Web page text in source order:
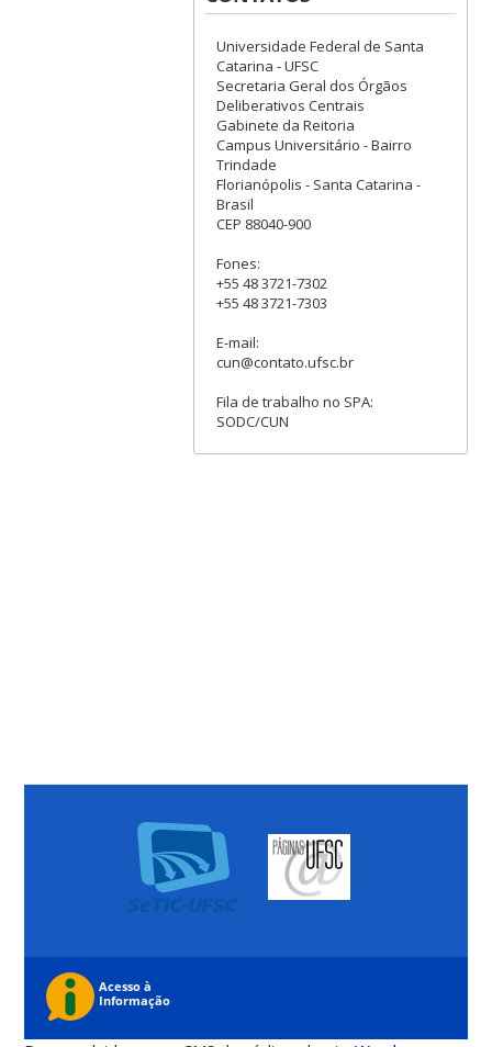
Universidade Federal de Santa
Catarina - UFSC
Secretaria Geral dos Órgãos
Deliberativos Centrais
Gabinete da Reitoria
Campus Universitário - Bairro
Trindade
Florianópolis - Santa Catarina -
Brasil
CEP 88040-900
Fones:
+55 48 3721-7302
+55 48 3721-7303
E-mail:
cun@contato.ufsc.br
Fila de trabalho no SPA:
SODC/CUN